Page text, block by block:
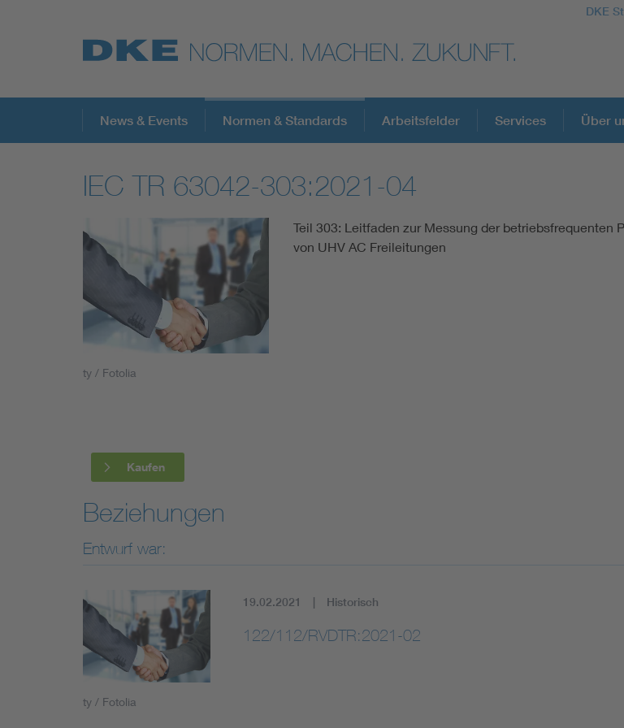
DKE
Top-Themen
VDE Fokusthemen
Energy
Health
Industry
Mobility
Smart Cities
DKE Fachinformationen im
Blitzschutz: DIN EN 62305 in der
News & Events Normen & Standards Arbeitsfelder Services Über
IEC TR 63042-303:2021-04
ty / Fotolia
Teil 303: Leitfaden zur Messung der betriebsfrequenten
von UHV AC Freileitungen
Kaufen
Beziehungen
Entwurf war:
ty / Fotolia
19.02.2021 Historisch
122/112/RVDTR:2021-02